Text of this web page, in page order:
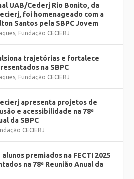
UAB/Cederj Rio Bonito, da
foi homenageado com a
Santos pela SBPC Jovem
, Fundação CECIERJ
trajetórias e fortalece
na SBPC
, Fundação CECIERJ
apresenta projetos de
e acessibilidade na 78ª
da SBPC
CECIERJ
premiados na FECTI 2025
na 78ª Reunião Anual da